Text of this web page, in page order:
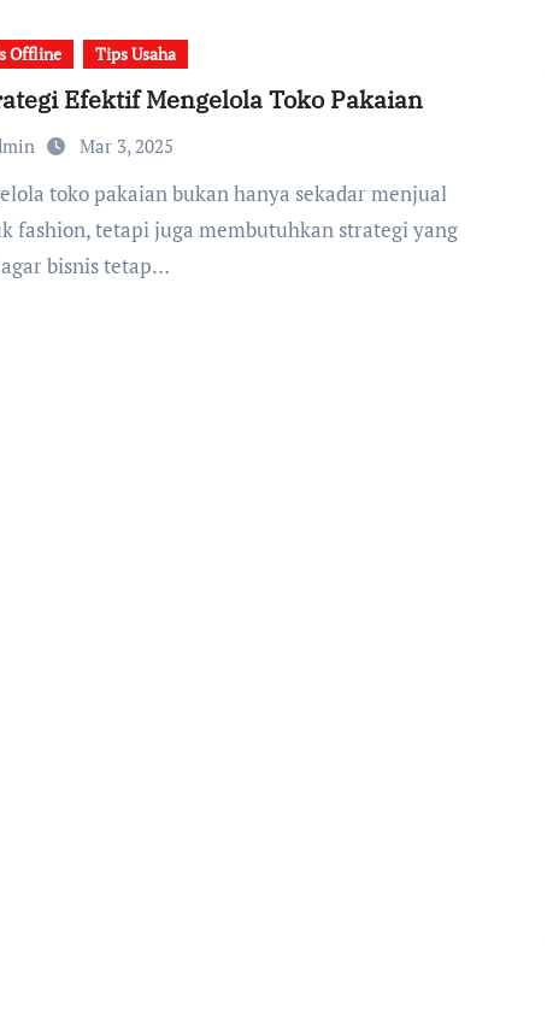
Offline Tips Usaha
Efektif Mengelola Toko Pakaian
Mar 3, 2025
fashion, tetapi juga membutuhkan strategi yang
bisnis tetap…